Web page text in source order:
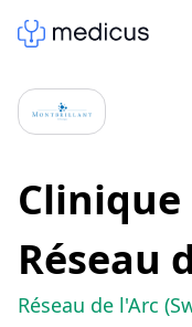
Réseau
Réseau de l'Arc